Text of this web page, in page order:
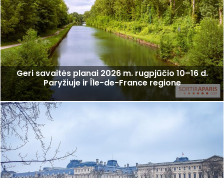
Geri savaitės planai 2026 m. rugpjūčio 10–16 d.
Paryžiuje ir Île-de-France regione